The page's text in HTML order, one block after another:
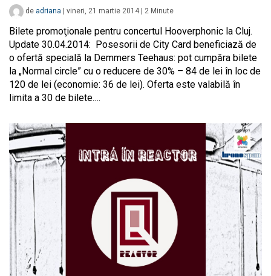
de adriana vineri, 21 martie 2014 2 Minute
Bilete promoţionale pentru concertul Hooverphonic la Cluj.
Update 30.04.2014: Posesorii de City Card beneficiază de
o ofertă specială la Demmers Teehaus: pot cumpăra bilete
la „Normal circle” cu o reducere de 30% – 84 de lei în loc de
120 de lei (economie: 36 de lei). Oferta este valabilă în
limita a 30 de bilete.…